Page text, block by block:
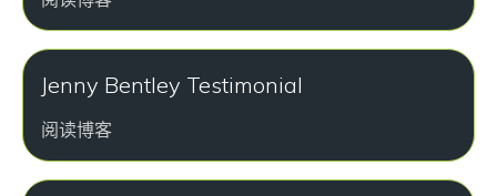
Jenny Bentley Testimonial
阅读博客